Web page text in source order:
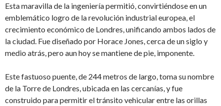
Esta maravilla de la ingeniería permitió, convirtiéndose en un
emblemático logro de la revolución industrial europea, el
crecimiento económico de Londres, unificando ambos lados de
la ciudad. Fue diseñado por Horace Jones, cerca de un siglo y
medio atrás, pero aun hoy se mantiene de pie, imponente.
Este fastuoso puente, de 244 metros de largo, toma su nombre
de la Torre de Londres, ubicada en las cercanías, y fue
construido para permitir el tránsito vehicular entre las orillas